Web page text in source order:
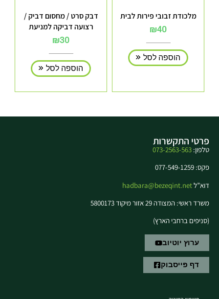
מלכודת זבובי פירות לבית
₪40
הוספה לסל
דבק סרט / מחסום דביק /
רצועה דביקה למניעת
טיפוס של חרקים על הגזע
₪30
הוספה לסל
פרטי התקשרות
טלפון: 073-2563-563
פקס: 077-549-1259
דוא”לhadbara@bezeqint.net
משרד ראשי: המצודה 29 אזור מיקוד 5800173
(סניפים ברחבי הארץ)
ערוץ יוטיוב
דף פייסבוק